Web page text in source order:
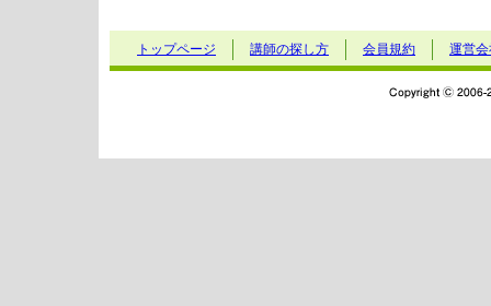
トップページ 講師の探し方 会員規約 運営